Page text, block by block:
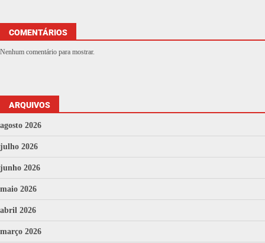
COMENTÁRIOS
Nenhum comentário para mostrar.
ARQUIVOS
agosto 2026
julho 2026
junho 2026
maio 2026
abril 2026
março 2026